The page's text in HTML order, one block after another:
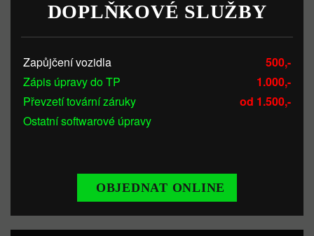
DOPLŇKOVÉ SLUŽBY
Zapůjčení vozidla
500,-
Zápis úpravy do TP
1.000,-
Převzetí tovární záruky
od 1.500,-
Ostatní softwarové úpravy
OBJEDNAT ONLINE